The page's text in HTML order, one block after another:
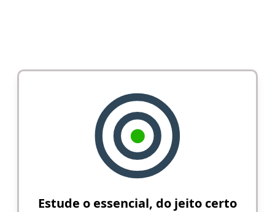
Estude o essencial, do jeito certo